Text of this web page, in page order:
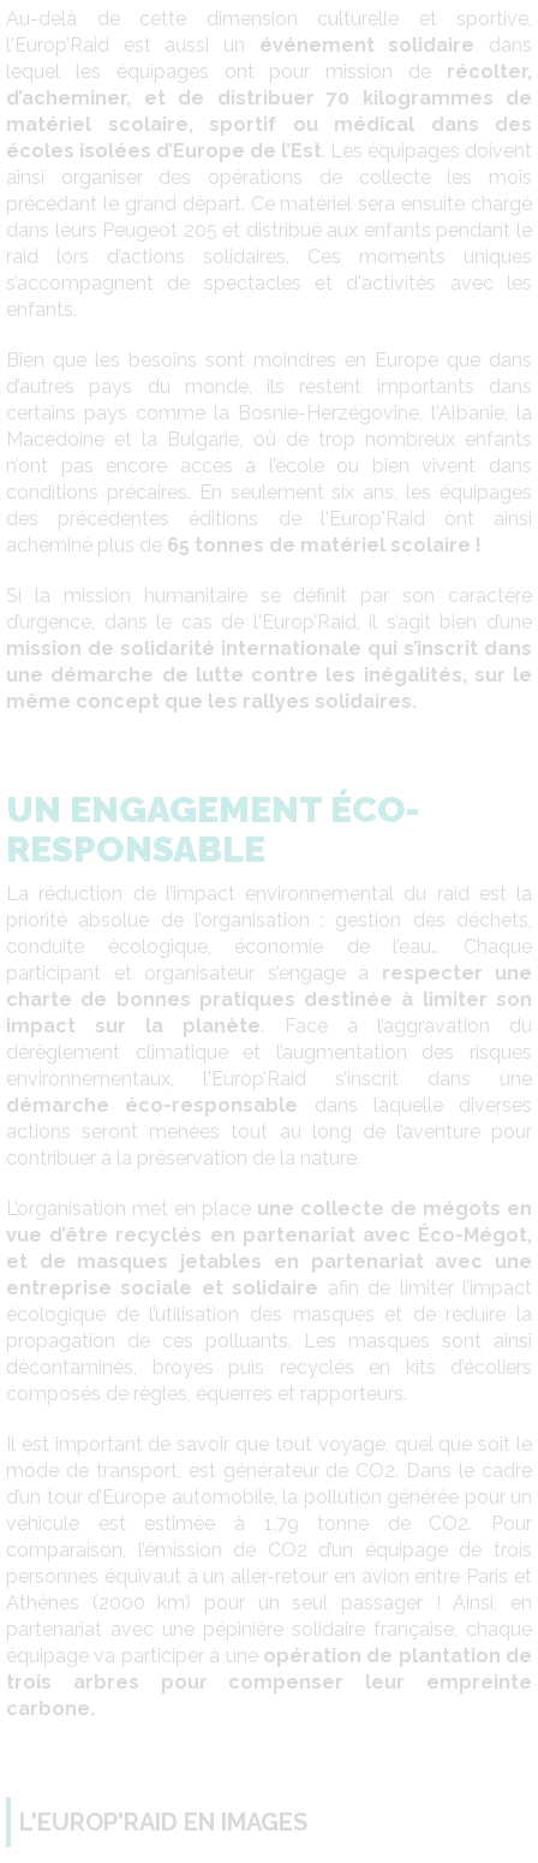
Au-delà de cette dimension culturelle et sportive,
l'Europ’Raid est aussi un événement solidaire dans
lequel les équipages ont pour mission de récolter,
d’acheminer, et de distribuer 70 kilogrammes de
matériel scolaire, sportif ou médical dans des
écoles isolées d’Europe de l’Est. Les équipages doivent
ainsi organiser des opérations de collecte les mois
précédant le grand départ. Ce matériel sera ensuite chargé
dans leurs Peugeot 205 et distribué aux enfants pendant le
raid lors d’actions solidaires. Ces moments uniques
s’accompagnent de spectacles et d'activités avec les
enfants.
Bien que les besoins sont moindres en Europe que dans
d’autres pays du monde, ils restent importants dans
certains pays comme la Bosnie-Herzégovine, l'Albanie, la
Macédoine et la Bulgarie, où de trop nombreux enfants
n’ont pas encore accès à l’école ou bien vivent dans
conditions précaires. En seulement six ans, les équipages
des précédentes éditions de l'Europ'Raid ont ainsi
acheminé plus de 65 tonnes de matériel scolaire !
Si la mission humanitaire se définit par son caractère
d’urgence, dans le cas de l'Europ’Raid, il s’agit bien d’une
mission de solidarité internationale qui s’inscrit dans
une démarche de lutte contre les inégalités, sur le
même concept que les rallyes solidaires.
UN ENGAGEMENT ÉCO-
RESPONSABLE
La réduction de l’impact environnemental du raid est la
priorité absolue de l’organisation : gestion des déchets,
conduite écologique, économie de l’eau… Chaque
participant et organisateur s’engage à respecter une
charte de bonnes pratiques destinée à limiter son
impact sur la planète. Face à l’aggravation du
dérèglement climatique et l’augmentation des risques
environnementaux, l'Europ’Raid s’inscrit dans une
démarche éco-responsable dans laquelle diverses
actions seront menées tout au long de l’aventure pour
contribuer à la préservation de la nature.
L’organisation met en place une collecte de mégots en
vue d’être recyclés en partenariat avec Éco-Mégot,
et de masques jetables en partenariat avec une
entreprise sociale et solidaire afin de limiter l’impact
écologique de l’utilisation des masques et de réduire la
propagation de ces polluants. Les masques sont ainsi
décontaminés, broyés puis recyclés en kits d’écoliers
composés de règles, équerres et rapporteurs.
Il est important de savoir que tout voyage, quel que soit le
mode de transport, est générateur de CO2. Dans le cadre
d’un tour d’Europe automobile, la pollution générée pour un
véhicule est estimée à 1,79 tonne de CO2. Pour
comparaison, l’émission de CO2 d’un équipage de trois
personnes équivaut à un aller-retour en avion entre Paris et
Athènes (2000 km) pour un seul passager ! Ainsi, en
partenariat avec une pépinière solidaire française, chaque
équipage va participer à une opération de plantation de
trois arbres pour compenser leur empreinte
carbone.
L'EUROP'RAID EN IMAGES